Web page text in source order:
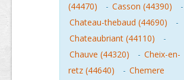
(44470)
- Casson (44390)
-
Chateau-thebaud (44690)
-
Chateaubriant (44110)
-
Chauve (44320)
- Cheix-en-
retz (44640)
- Chemere